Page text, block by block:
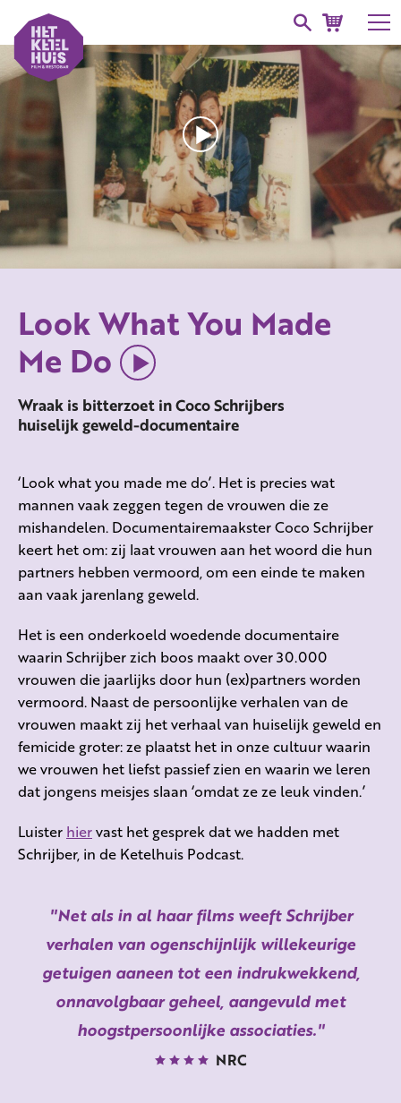
Look What You Made
Me Do
Wraak is bitterzoet in Coco Schrijbers
huiselijk geweld-documentaire
‘Look what you made me do’. Het is precies wat
mannen vaak zeggen tegen de vrouwen die ze
mishandelen. Documentairemaakster Coco Schrijber
keert het om: zij laat vrouwen aan het woord die hun
partners hebben vermoord, om een einde te maken
aan vaak jarenlang geweld.
Het is een onderkoeld woedende documentaire
waarin Schrijber zich boos maakt over 30.000
vrouwen die jaarlijks door hun (ex)partners worden
vermoord. Naast de persoonlijke verhalen van de
vrouwen maakt zij het verhaal van huiselijk geweld en
femicide groter: ze plaatst het in onze cultuur waarin
we vrouwen het liefst passief zien en waarin we leren
dat jongens meisjes slaan ‘omdat ze ze leuk vinden.’
Luister hiervast het gesprek dat we hadden met
Schrijber, in de Ketelhuis Podcast.
Net als in al haar films weeft Schrijber
verhalen van ogenschijnlijk willekeurige
getuigen aaneen tot een indrukwekkend,
onnavolgbaar geheel, aangevuld met
hoogstpersoonlijke associaties.
NRC